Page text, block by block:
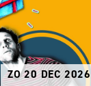
ZO 20 DEC 2026